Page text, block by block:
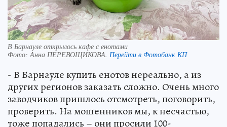
В Барнауле открылось кафе с енотами
Фото: Анна ПЕРЕВОЩИКОВА. Перейти в Фотобанк КП
- В Барнауле купить енотов нереально, а из
других регионов заказать сложно. Очень много
заводчиков пришлось отсмотреть, поговорить,
проверить. На мошенников мы, к несчастью,
тоже попадались – они просили 100-